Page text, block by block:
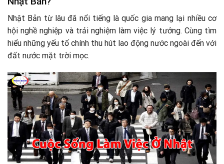
Nhật Bản từ lâu đã nổi tiếng là quốc gia mang lại nhiều cơ
hội nghề nghiệp và trải nghiệm làm việc lý tưởng. Cùng tìm
hiểu những yếu tố chính thu hút lao động nước ngoài đến với
đất nước mặt trời mọc.